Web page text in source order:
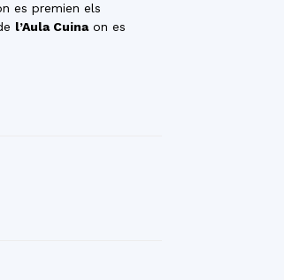
es premien els
l’Aula Cuinaon es